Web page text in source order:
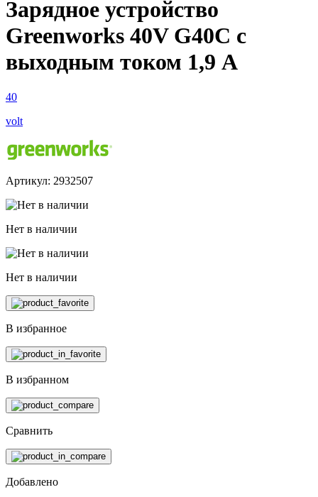
Зарядное устройство
Greenworks 40V G40C с
выходным током 1,9 A
40
volt
Артикул: 2932507
Нет в наличии
Нет в наличии
В избранное
В избранном
Сравнить
Добавлено